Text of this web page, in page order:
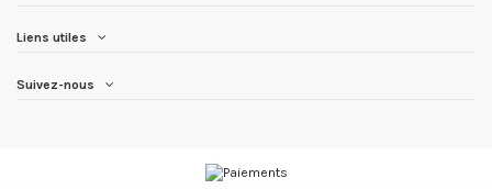
Liens utiles
Suivez-nous